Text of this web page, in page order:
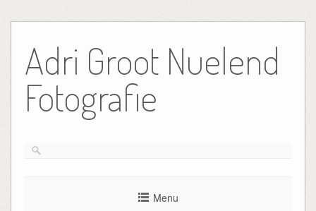
de
inhoud
Adri Groot Nuelend
Fotografie
Menu